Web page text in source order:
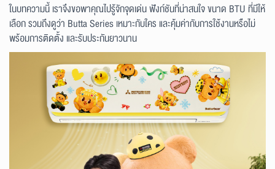
ในบทความนี้ เราจึงขอพาคุณไปรู้จักจุดเด่น ฟังก์ชันที่น่าสนใจ ขนาด BTU ที่มีให้
เลือก รวมถึงดูว่า Butta Series เหมาะกับใคร และคุ้มค่ากับการใช้งานหรือไม่
พร้อมการติดตั้ง และรับประกันยาวนาน